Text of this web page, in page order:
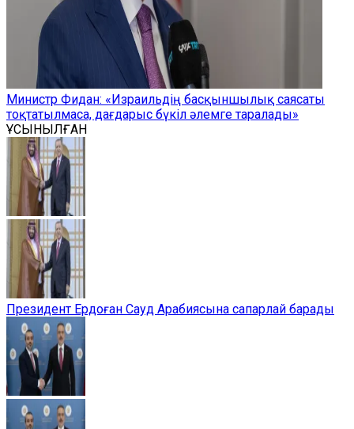
Министр Фидан: «Израильдің басқыншылық саясаты
тоқтатылмаса, дағдарыс бүкіл әлемге таралады»
ҰСЫНЫЛҒАН
Президент Ердоған Сауд Арабиясына сапарлай барады